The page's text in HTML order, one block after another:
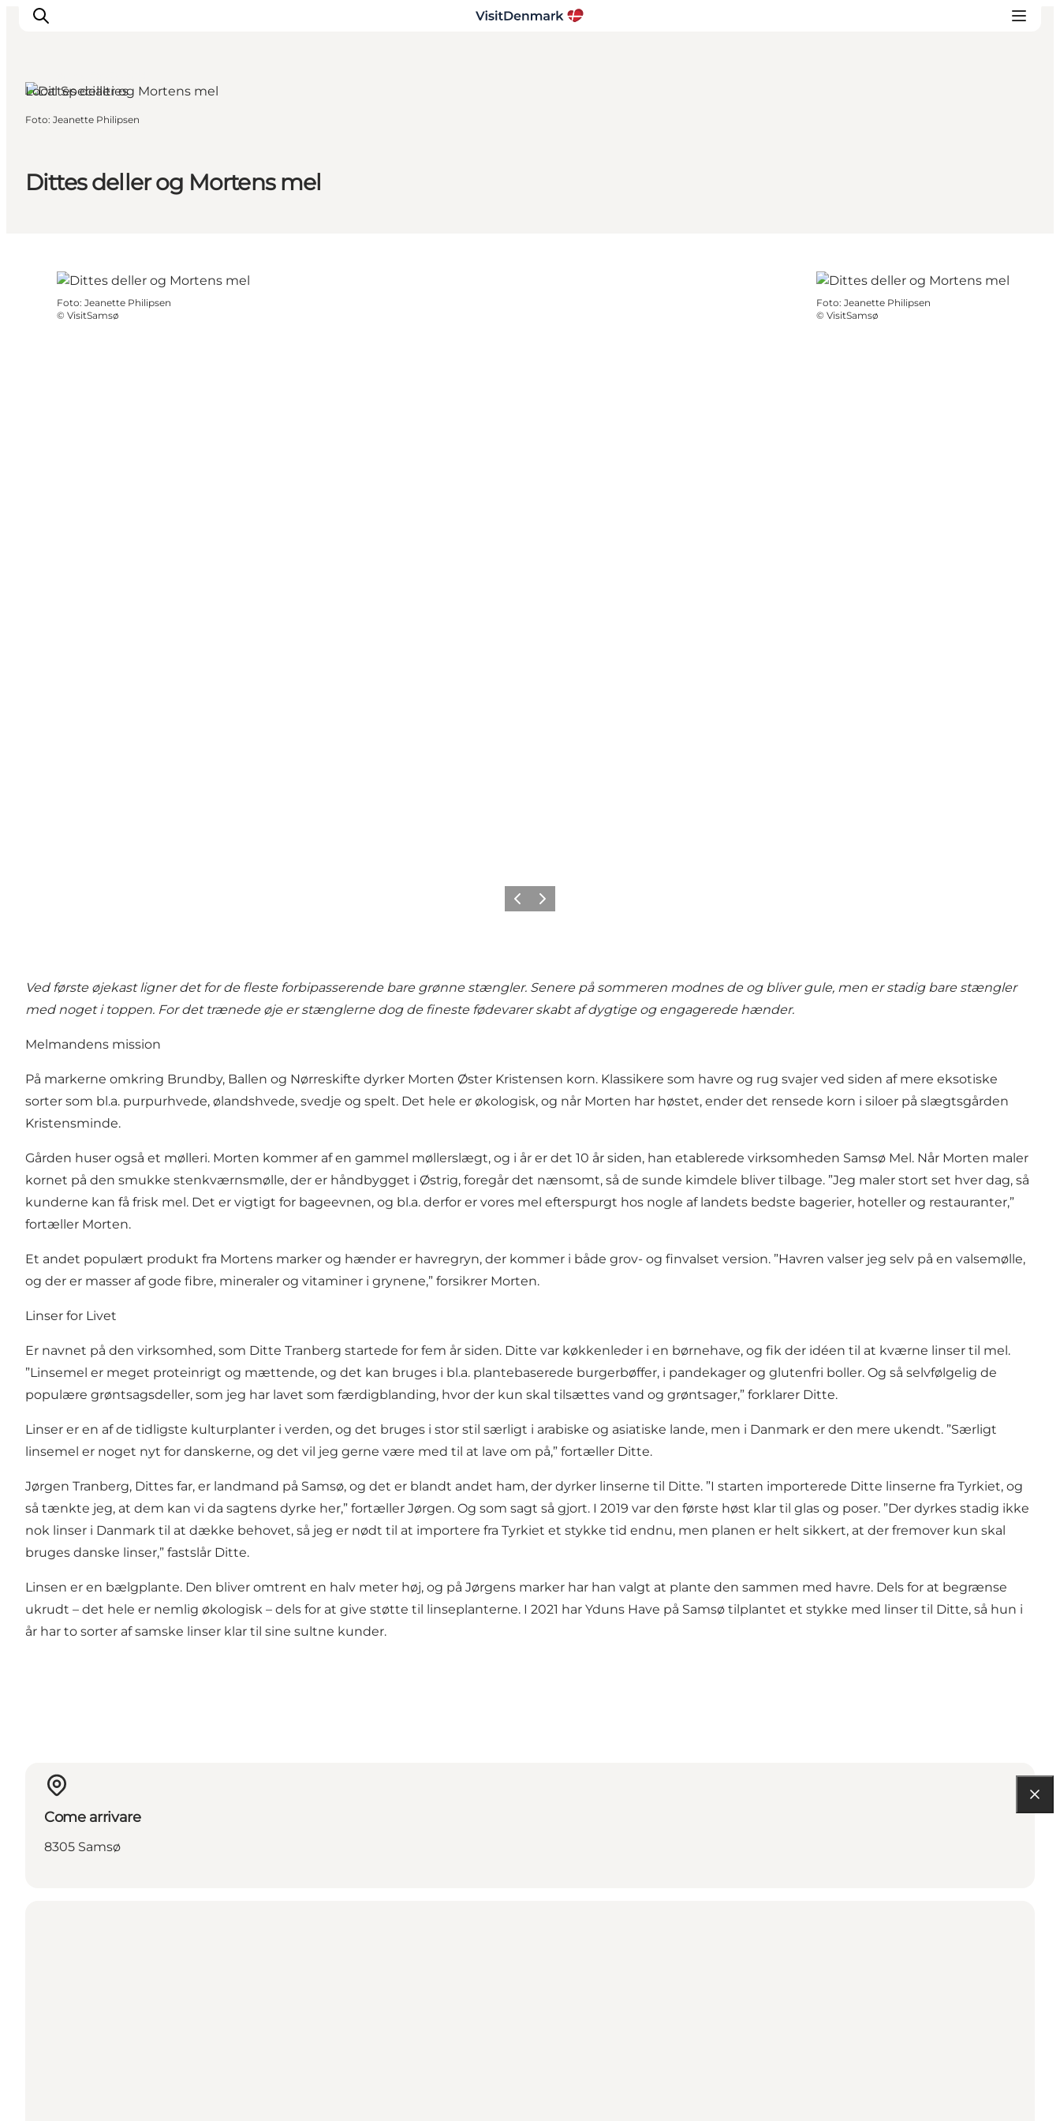
Cosa fare
Dittes deller og Mortens mel
Local Specialties
Foto: Jeanette Philipsen
Foto: Jeanette Philipsen
© VisitSamsø
Foto: Jeanette Philipsen
© VisitSamsø
Precedente
Avanti
Ved første øjekast ligner det for de fleste forbipasserende bare grønne stængler. Senere på sommeren modnes de og bliver gule, men er stadig bare stængler
med noget i toppen. For det trænede øje er stænglerne dog de fineste fødevarer skabt af dygtige og engagerede hænder.
Melmandens mission
På markerne omkring Brundby, Ballen og Nørreskifte dyrker Morten Øster Kristensen korn. Klassikere som havre og rug svajer ved siden af mere eksotiske
sorter som bl.a. purpurhvede, ølandshvede, svedje og spelt. Det hele er økologisk, og når Morten har høstet, ender det rensede korn i siloer på slægtsgården
Kristensminde.
Gården huser også et mølleri. Morten kommer af en gammel møllerslægt, og i år er det 10 år siden, han etablerede virksomheden Samsø Mel. Når Morten maler
kornet på den smukke stenkværnsmølle, der er håndbygget i Østrig, foregår det nænsomt, så de sunde kimdele bliver tilbage. ”Jeg maler stort set hver dag, så
kunderne kan få frisk mel. Det er vigtigt for bageevnen, og bl.a. derfor er vores mel efterspurgt hos nogle af landets bedste bagerier, hoteller og restauranter,”
fortæller Morten.
Et andet populært produkt fra Mortens marker og hænder er havregryn, der kommer i både grov- og finvalset version. ”Havren valser jeg selv på en valsemølle,
og der er masser af gode fibre, mineraler og vitaminer i grynene,” forsikrer Morten.
Linser for Livet
Er navnet på den virksomhed, som Ditte Tranberg startede for fem år siden. Ditte var køkkenleder i en børnehave, og fik der idéen til at kværne linser til mel.
”Linsemel er meget proteinrigt og mættende, og det kan bruges i bl.a. plantebaserede burgerbøffer, i pandekager og glutenfri boller. Og så selvfølgelig de
populære grøntsagsdeller, som jeg har lavet som færdigblanding, hvor der kun skal tilsættes vand og grøntsager,” forklarer Ditte.
Linser er en af de tidligste kulturplanter i verden, og det bruges i stor stil særligt i arabiske og asiatiske lande, men i Danmark er den mere ukendt. ”Særligt
linsemel er noget nyt for danskerne, og det vil jeg gerne være med til at lave om på,” fortæller Ditte.
Jørgen Tranberg, Dittes far, er landmand på Samsø, og det er blandt andet ham, der dyrker linserne til Ditte. ”I starten importerede Ditte linserne fra Tyrkiet, og
så tænkte jeg, at dem kan vi da sagtens dyrke her,” fortæller Jørgen. Og som sagt så gjort. I 2019 var den første høst klar til glas og poser. ”Der dyrkes stadig ikke
nok linser i Danmark til at dække behovet, så jeg er nødt til at importere fra Tyrkiet et stykke tid endnu, men planen er helt sikkert, at der fremover kun skal
bruges danske linser,” fastslår Ditte.
Linsen er en bælgplante. Den bliver omtrent en halv meter høj, og på Jørgens marker har han valgt at plante den sammen med havre. Dels for at begrænse
ukrudt – det hele er nemlig økologisk – dels for at give støtte til linseplanterne. I 2021 har Yduns Have på Samsø tilplantet et stykke med linser til Ditte, så hun i
år har to sorter af samske linser klar til sine sultne kunder.
Come arrivare
8305 Samsø